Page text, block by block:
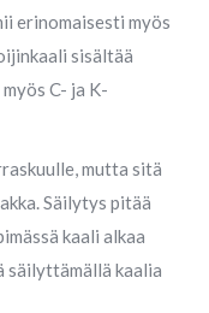
erinomaisesti myös
sisältää
C- ja K-
mutta sitä
Säilytys pitää
kaali alkaa
säilyttämällä kaalia